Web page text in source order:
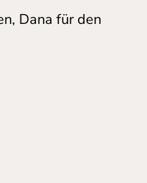
Dana für den